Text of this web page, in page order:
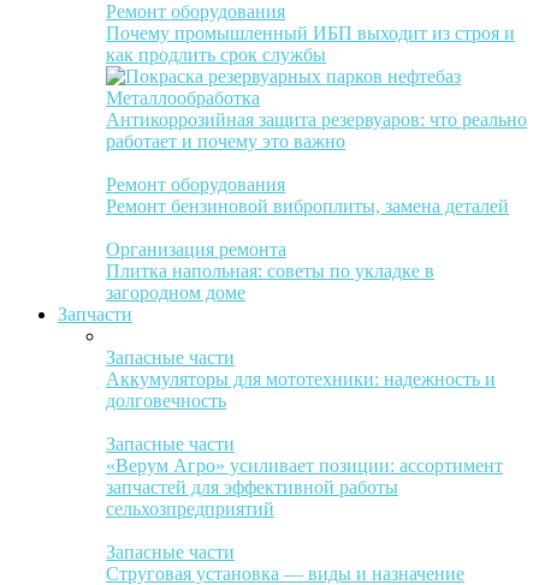
Ремонт оборудования
Почему промышленный ИБП выходит из строя и
как продлить срок службы
Металлообработка
Антикоррозийная защита резервуаров: что реально
работает и почему это важно
Ремонт оборудования
Ремонт бензиновой виброплиты, замена деталей
Организация ремонта
Плитка напольная: советы по укладке в
загородном доме
Запчасти
Запасные части
Аккумуляторы для мототехники: надежность и
долговечность
Запасные части
«Верум Агро» усиливает позиции: ассортимент
запчастей для эффективной работы
сельхозпредприятий
Запасные части
Струговая установка — виды и назначение